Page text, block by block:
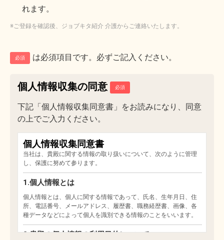
れます。
※ご登録を確認後、ジョブキタ紹介 介護からご連絡いたします。
必須 は必須項目です。必ずご記入ください。
個人情報収集の同意
下記「個人情報収集同意書」をお読みになり、同意
の上でご入力ください。